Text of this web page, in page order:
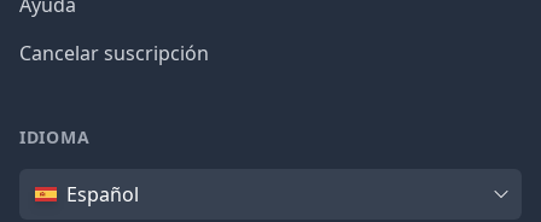
Cancelar suscripción
IDIOMA
IdiomaEspañol